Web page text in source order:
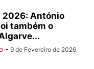
2026: António
também o
- 9 de Fevereiro de 2026